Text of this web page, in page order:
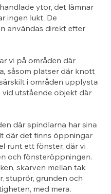
ytor, det lämnar
ingen lukt. De
användas direkt efter
vi på områden där
såsom platser där knott
i områden upplysta
utstående objekt där
där spindlarna har sina
där det finns öppningar
runt ett fönster, där vi
och fönsteröppningen.
skarven mellan tak
stuprör, grunden och
med mera.